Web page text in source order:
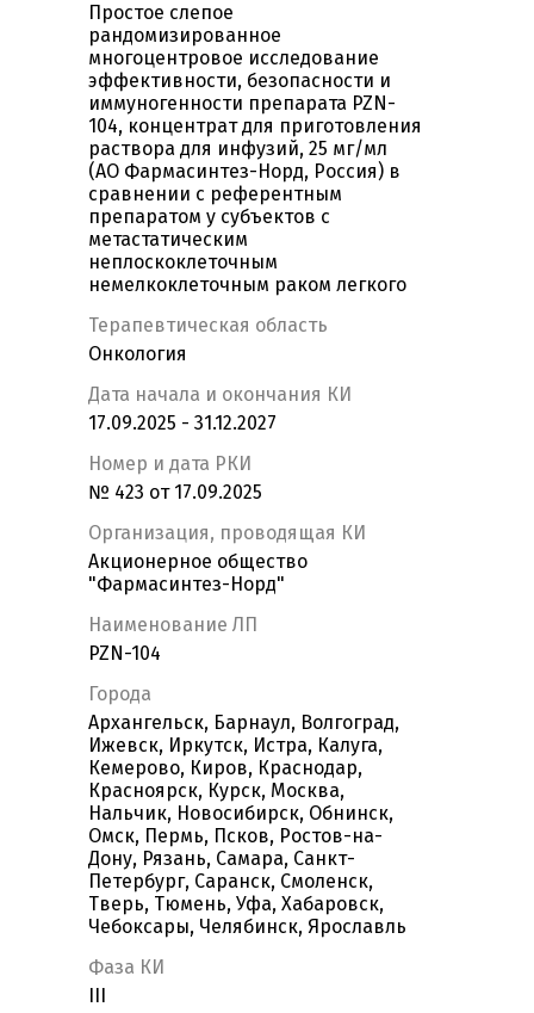
Простое слепое
рандомизированное
многоцентровое исследование
эффективности, безопасности и
иммуногенности препарата PZN-
104, концентрат для приготовления
раствора для инфузий, 25 мг/мл
(АО Фармасинтез-Норд, Россия) в
сравнении с референтным
препаратом у субъектов с
метастатическим
неплоскоклеточным
немелкоклеточным раком легкого
Терапевтическая область
Онкология
Дата начала и окончания КИ
17.09.2025 - 31.12.2027
Номер и дата РКИ
№ 423 от 17.09.2025
Организация, проводящая КИ
Акционерное общество
"Фармасинтез-Норд"
Наименование ЛП
PZN-104
Города
Архангельск, Барнаул, Волгоград,
Ижевск, Иркутск, Истра, Калуга,
Кемерово, Киров, Краснодар,
Красноярск, Курск, Москва,
Нальчик, Новосибирск, Обнинск,
Омск, Пермь, Псков, Ростов-на-
Дону, Рязань, Самара, Санкт-
Петербург, Саранск, Смоленск,
Тверь, Тюмень, Уфа, Хабаровск,
Чебоксары, Челябинск, Ярославль
Фаза КИ